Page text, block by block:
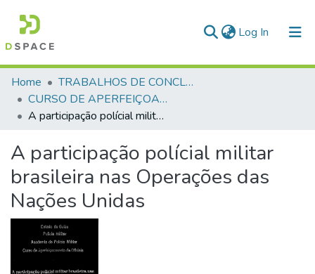
Log In (current)
Communities & Collections
All of DSpace
Home
TRABALHOS DE CONCLUSÃO DE CURSO - CAO (CURSO DE APERFEIÇOAMENTO DE OFICIAIS)
CURSO DE APERFEIÇOAMENTO DE OFICIAIS - CAO - 1995
A participação polícial militar brasileira nas Operações das Nações Unidas
A participação polícial militar
brasileira nas Operações das
Nações Unidas